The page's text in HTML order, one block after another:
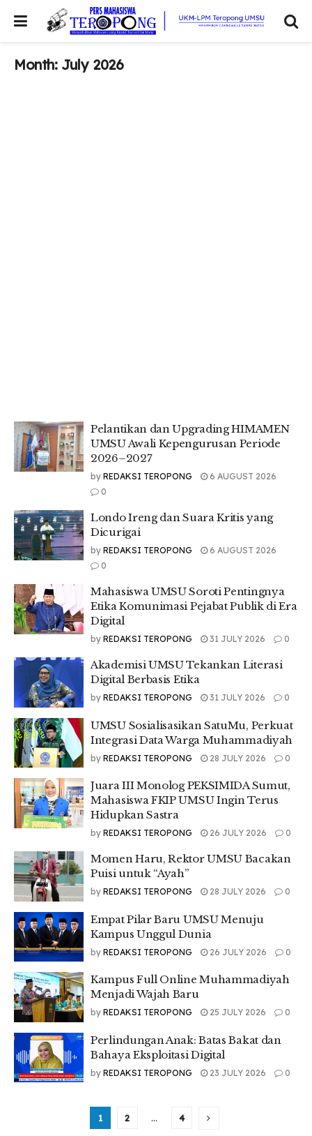
Month: July 2026
Pelantikan dan Upgrading HIMAMEN
UMSU Awali Kepengurusan Periode
2026–2027
by REDAKSI TEROPONG
6 AUGUST 2026
0
Londo Ireng dan Suara Kritis yang
Dicurigai
by REDAKSI TEROPONG
6 AUGUST 2026
0
Mahasiswa UMSU Soroti Pentingnya
Etika Komunimasi Pejabat Publik di Era
Digital
by REDAKSI TEROPONG 31 JULY 2026 0
Akademisi UMSU Tekankan Literasi
Digital Berbasis Etika
by REDAKSI TEROPONG 31 JULY 2026 0
UMSU Sosialisasikan SatuMu, Perkuat
Integrasi Data Warga Muhammadiyah
by REDAKSI TEROPONG 28 JULY 2026 0
Juara III Monolog PEKSIMIDA Sumut,
Mahasiswa FKIP UMSU Ingin Terus
Hidupkan Sastra
by REDAKSI TEROPONG 26 JULY 2026 0
Momen Haru, Rektor UMSU Bacakan
Puisi untuk “Ayah”
by REDAKSI TEROPONG 28 JULY 2026 0
Empat Pilar Baru UMSU Menuju
Kampus Unggul Dunia
by REDAKSI TEROPONG 26 JULY 2026 0
Kampus Full Online Muhammadiyah
Menjadi Wajah Baru
by REDAKSI TEROPONG 25 JULY 2026 0
Perlindungan Anak: Batas Bakat dan
Bahaya Eksploitasi Digital
by REDAKSI TEROPONG 23 JULY 2026 0
1 2 … 4